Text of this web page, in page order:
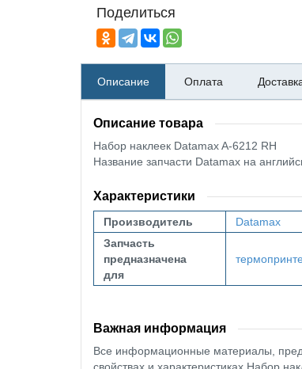
Поделиться
Описание Оплата
Описание товара
Набор наклеек Datamax A-6212 RH
Название запчасти Datamax на
Характеристики
Производитель
Datamax
Запчасть
предназначена
для
Важная информация
Все информационные материалы,